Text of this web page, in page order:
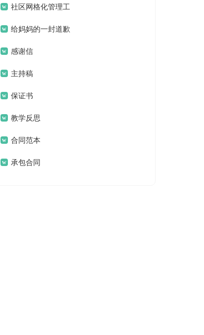
鉴定社区网格化管理工
作总结给妈妈的一封道歉
信 感谢信
主持稿
保证书
教学反思
合同范本
承包合同